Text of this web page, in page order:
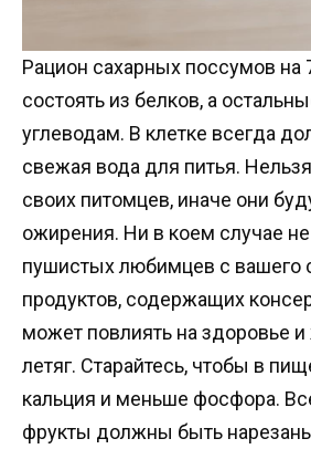
Рацион сахарных поссумов на
состоять из белков, а
углеводам. В клетке всегда
свежая вода для питья.
своих питомцев, иначе они
ожирения. Ни в коем случае
пушистых любимцев с вашего
продуктов, содержащих
может повлиять на здоровье
летяг. Старайтесь, чтобы в
кальция и меньше фосфора.
фрукты должны быть